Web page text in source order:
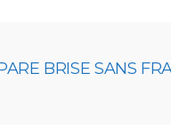
BRISE SANS